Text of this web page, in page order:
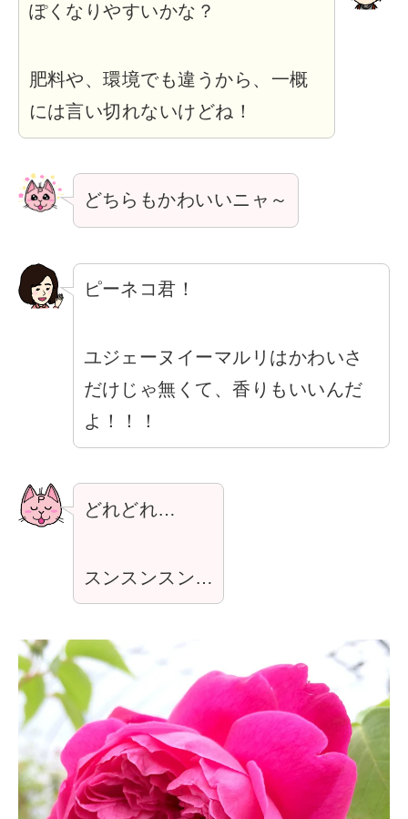
ぽくなりやすいかな？
肥料や、環境でも違うから、一概
には言い切れないけどね！
どちらもかわいいニャ～
ピーネコ君！
ユジェーヌイーマルリはかわいさ
だけじゃ無くて、香りもいいんだ
よ！！！
どれどれ…
スンスンスン…